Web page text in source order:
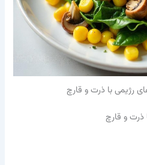
رژیمی با ذرت و قارچ
ذرت و قارچ